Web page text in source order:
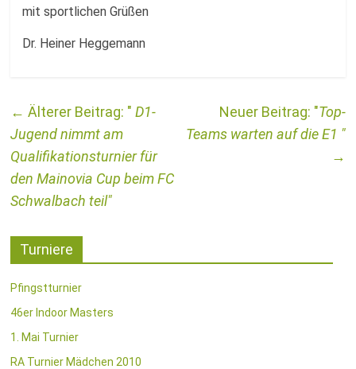
mit sportlichen Grüßen
Dr. Heiner Heggemann
←
D1-
Jugend nimmt am
Qualifikationsturnier für
den Mainovia Cup beim FC
Schwalbach teil
Top-
Teams warten auf die E1
→
Turniere
Pfingstturnier
46er Indoor Masters
1. Mai Turnier
RA Turnier Mädchen 2010